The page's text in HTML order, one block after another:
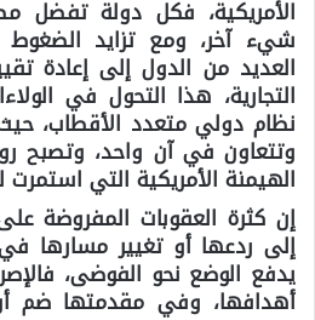
الأمريكية، فكل دولة تفضل
شيء آخر، ومع تزايد الضغوط
العديد من الدول إلى إعادة
التجارية، هذا التحول في
نظام دولي متعدد الأقطاب،
وتتعاون في آن واحد، وتصبح
الهيمنة الأمريكية التي استمرت
إن كثرة العقوبات المفروضة
إلى ردعها أو تغيير مسارها في
يدفع الوضع نحو الفوضى،
أهدافها، وفي مقدمتها ضم